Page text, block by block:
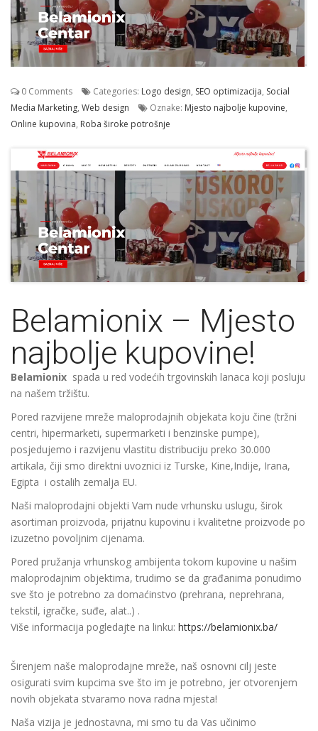
0 Comments Categories: Logo design, SEO optimizacija, Social
Media Marketing, Web design Oznake: Mjesto najbolje kupovine,
Online kupovina, Roba široke potrošnje
Belamionix – Mjesto
najbolje kupovine!
Belamionix spada u red vodećih trgovinskih lanaca koji posluju
na našem tržištu.
Pored razvijene mreže maloprodajnih objekata koju čine (tržni
centri, hipermarketi, supermarketi i benzinske pumpe),
posjedujemo i razvijenu vlastitu distribuciju preko 30.000
artikala, čiji smo direktni uvoznici iz Turske, Kine,Indije, Irana,
Egipta i ostalih zemalja EU.
Naši maloprodajni objekti Vam nude vrhunsku uslugu, širok
asortiman proizvoda, prijatnu kupovinu i kvalitetne proizvode po
izuzetno povoljnim cijenama.
Pored pružanja vrhunskog ambijenta tokom kupovine u našim
maloprodajnim objektima, trudimo se da građanima ponudimo
sve što je potrebno za domaćinstvo (prehrana, neprehrana,
tekstil, igračke, suđe, alat..) .
Više informacija pogledajte na linku: https://belamionix.ba/
Širenjem naše maloprodajne mreže, naš osnovni cilj jeste
osigurati svim kupcima sve što im je potrebno, jer otvorenjem
novih objekata stvaramo nova radna mjesta!
Naša vizija je jednostavna, mi smo tu da Vas učinimo